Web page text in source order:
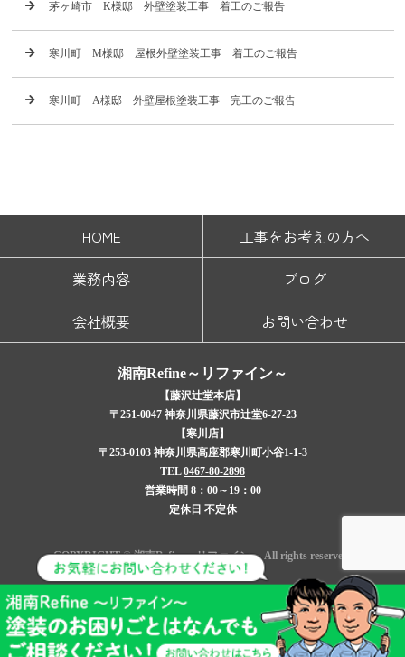
茅ヶ崎市 K様邸 外壁塗装工事 着工のご報告
寒川町 M様邸 屋根外壁塗装工事 着工のご報告
寒川町 A様邸 外壁屋根塗装工事 完工のご報告
HOME
工事をお考えの方へ
業務内容
ブログ
会社概要
お問い合わせ
湘南Refine～リファイン～
【藤沢辻堂本店】
〒251-0047 神奈川県藤沢市辻堂6-27-23
【寒川店】
〒253-0103 神奈川県高座郡寒川町小谷1-1-3
TEL0467-80-2898
営業時間 8：00～19：00
定休日 不定休
COPYRIGHT © 湘南Refine～リファイン～ All rights reserved.